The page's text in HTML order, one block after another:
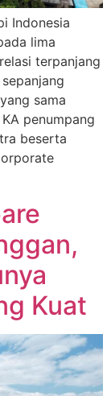
Indonesia
lima
terpanjang
sama
penumpang
beserta
Kuat